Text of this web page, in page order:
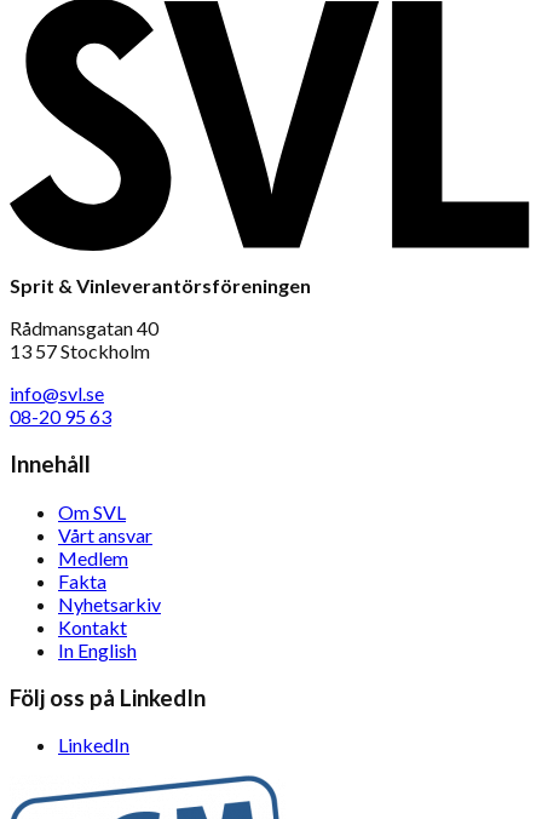
Sprit & Vinleverantörsföreningen
Rådmansgatan 40
13 57 Stockholm
info@svl.se
08-20 95 63
Innehåll
Om SVL
Vårt ansvar
Medlem
Fakta
Nyhetsarkiv
Kontakt
In English
Följ oss på LinkedIn
LinkedIn